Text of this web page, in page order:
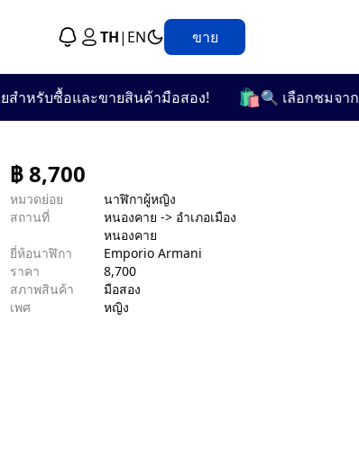
TH| EN ขาย
รับซื้อและขายสินค้ามือสอง! 🛍️ 🔍 เลือกชมจากกว่
฿8,700
หมวดย่อย
นาฬิกาผู้หญิง
สถานที่
หนองคาย -> อำเภอเมือง
หนองคาย
ยี่ห้อนาฬิกา
Emporio Armani
ราคา
8,700
สภาพสินค้า
มือสอง
เพศ
หญิง